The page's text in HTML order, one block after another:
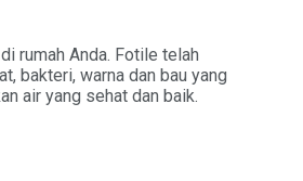
rumah Anda. Fotile telah
bakteri, warna dan bau yang
air yang sehat dan baik.